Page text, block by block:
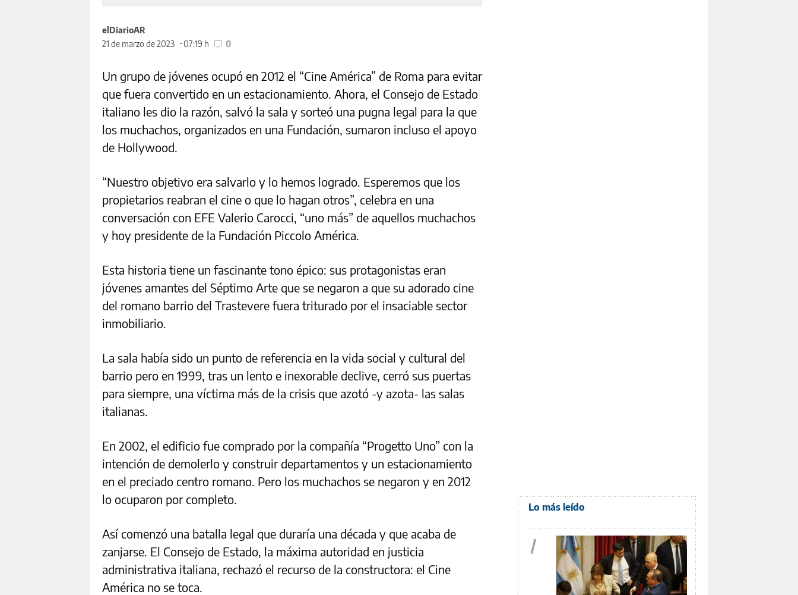
elDiarioAR
21 de marzo de 2023
07:19 h 0
Un grupo de jóvenes ocupó en 2012 el “Cine América” de Roma para evitar
que fuera convertido en un estacionamiento. Ahora, el Consejo de Estado
italiano les dio la razón, salvó la sala y sorteó una pugna legal para la que
los muchachos, organizados en una Fundación, sumaron incluso el apoyo
de Hollywood.
“Nuestro objetivo era salvarlo y lo hemos logrado. Esperemos que los
propietarios reabran el cine o que lo hagan otros”, celebra en una
conversación con EFE Valerio Carocci, “uno más” de aquellos muchachos
y hoy presidente de la Fundación Piccolo América.
Esta historia tiene un fascinante tono épico: sus protagonistas eran
jóvenes amantes del Séptimo Arte que se negaron a que su adorado cine
del romano barrio del Trastevere fuera triturado por el insaciable sector
inmobiliario.
La sala había sido un punto de referencia en la vida social y cultural del
barrio pero en 1999, tras un lento e inexorable declive, cerró sus puertas
para siempre, una víctima más de la crisis que azotó -y azota- las salas
italianas.
En 2002, el edificio fue comprado por la compañía “Progetto Uno” con la
intención de demolerlo y construir departamentos y un estacionamiento
en el preciado centro romano. Pero los muchachos se negaron y en 2012
lo ocuparon por completo.
Así comenzó una batalla legal que duraría una década y que acaba de
zanjarse. El Consejo de Estado, la máxima autoridad en justicia
administrativa italiana, rechazó el recurso de la constructora: el Cine
América no se toca.
Lo más leído
1